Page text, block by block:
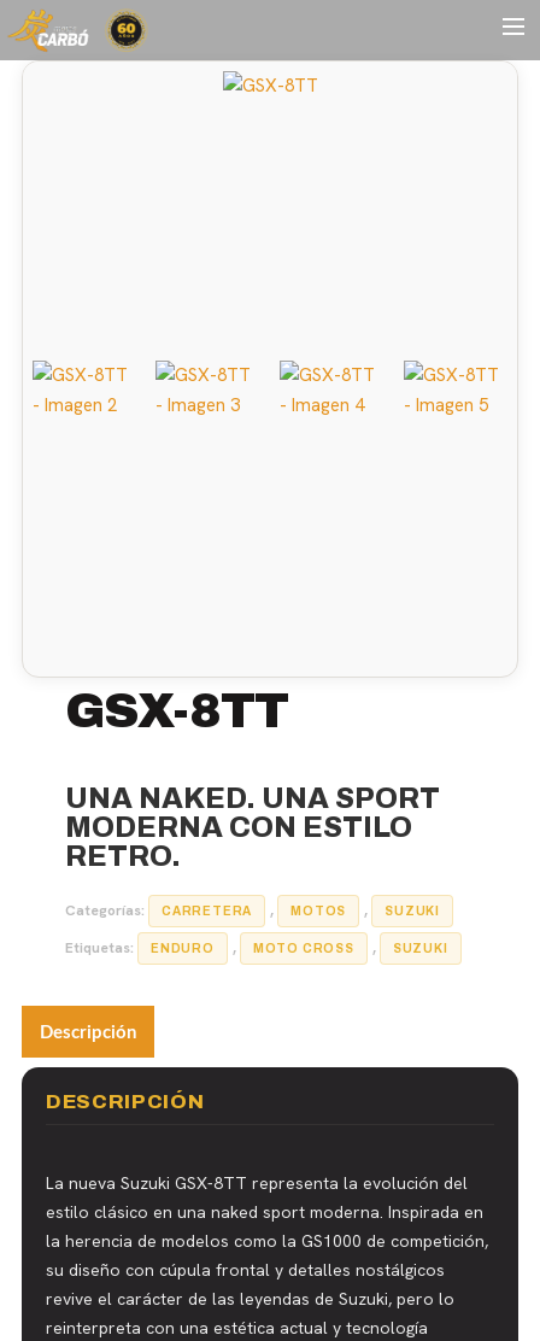
GSX-8TT
UNA NAKED. UNA SPORT
MODERNA CON ESTILO
RETRO.
Categorías: CARRETERA , MOTOS , SUZUKI
Etiquetas: ENDURO , MOTO CROSS , SUZUKI
Descripción
DESCRIPCIÓN
La nueva Suzuki GSX-8TT representa la evolución del
estilo clásico en una naked sport moderna. Inspirada en
la herencia de modelos como la GS1000 de competición,
su diseño con cúpula frontal y detalles nostálgicos
revive el carácter de las leyendas de Suzuki, pero lo
reinterpreta con una estética actual y tecnología